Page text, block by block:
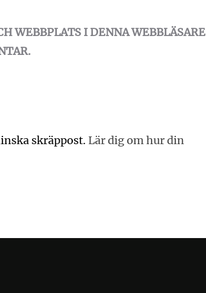
WEBBPLATS I DENNA WEBBLÄSARE
skräppost. Lär dig om hur din